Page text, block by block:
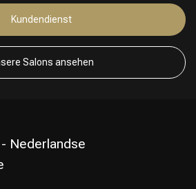
Kundendienst
Salons ansehen
Nederlandse